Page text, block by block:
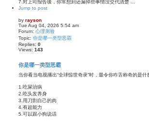
7.对上司报告後，你常想到还漏掉些事情没交代清楚 ...
Jump to post
by rayson
Tue Aug 04, 2026 5:54 am
Forum: 心理测验
Topic: 你是哪一类型恶霸
Replies: 0
Views: 143
你是哪一类型恶霸
当你看当电视播出“全球惊世奇录”时，最令你咋舌称奇的是什
1.吃屎治病
2.吃头发养身
3.用刀割自己的肉
4.有超能力
5.可以跟小狗说话